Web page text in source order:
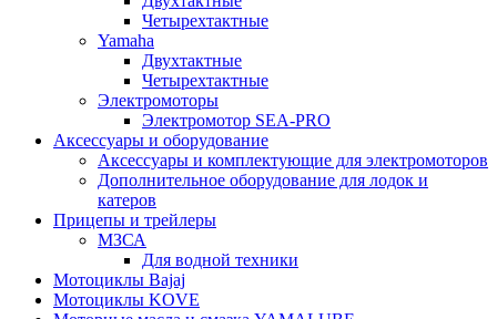
Четырехтактные
Yamaha
Двухтактные
Четырехтактные
Электромоторы
Электромотор SEA-PRO
Аксессуары и оборудование
Аксессуары и комплектующие для электромоторов
Дополнительное оборудование для лодок и
катеров
Прицепы и трейлеры
МЗСА
Для водной техники
Мотоциклы Bajaj
Мотоциклы KOVE